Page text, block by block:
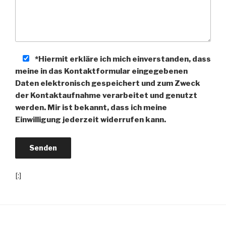
*Hiermit erkläre ich mich einverstanden, dass
meine in das Kontaktformular eingegebenen
Daten elektronisch gespeichert und zum Zweck
der Kontaktaufnahme verarbeitet und genutzt
werden. Mir ist bekannt, dass ich meine
Einwilligung jederzeit widerrufen kann.
[:]